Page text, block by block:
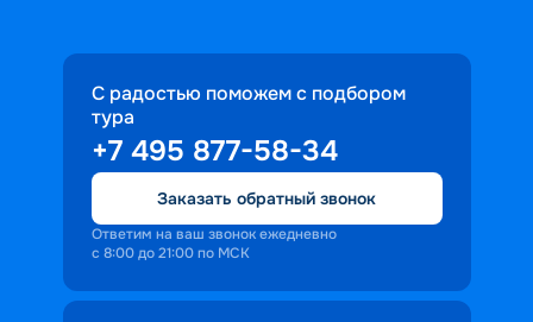
С радостью поможем с подбором
тура
+7 495 877-58-34
Заказать обратный звонок
Ответим на ваш звонок ежедневно
с 8:00 до 21:00 по МСК